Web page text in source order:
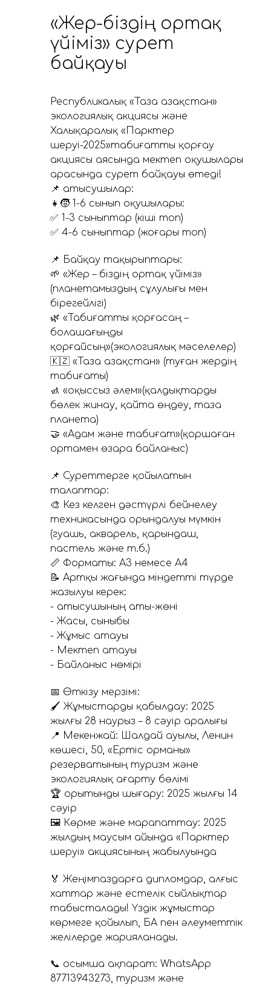
«Жер-біздің ортақ
үйіміз» сурет
байқауы
Республикалық «Таза Қазақстан»
экологиялық акциясы және
Халықаралық «Парктер
шеруі-2025»табиғатты қорғау
акциясы аясында мектеп оқушылары
арасында сурет байқауы өтеді!
📌 Қатысушылар:
👧🧒 1-6 сынып оқушылары:
✅ 1-3 сыныптар (кіші топ)
✅ 4-6 сыныптар (жоғары топ)
📌 Байқау тақырыптары:
🌱 «Жер – біздің ортақ үйіміз»
(планетамыздың сұлулығы мен
бірегейлігі)
🌿 «Табиғатты қорғасаң –
болашағыңды
қорғайсың»(экологиялық мәселелер)
🇰🇿 «Таза Қазақстан» (туған жердің
табиғаты)
🚮 «Қоқыссыз әлем»(қалдықтарды
бөлек жинау, қайта өңдеу, таза
планета)
🤝 «Адам және табиғат»(қоршаған
ортамен өзара байланыс)
📌 Суреттерге қойылатын
талаптар:
🎨 Кез келген дәстүрлі бейнелеу
техникасында орындалуы мүмкін
(гуашь, акварель, қарындаш,
пастель және т.б.)
📏 Форматы: А3 немесе А4
📝 Артқы жағында міндетті түрде
жазылуы керек:
- Қатысушының аты-жөні
- Жасы, сыныбы
- Жұмыс атауы
- Мектеп атауы
- Байланыс нөмірі
📅 Өткізу мерзімі:
🖌 Жұмыстарды қабылдау: 2025
жылғы 28 наурыз – 8 сәуір аралығы
📍 Мекенжай: Шалдай ауылы, Ленин
көшесі, 50, «Ертіс орманы»
резерватының туризм және
экологиялық ағарту бөлімі
🏆 Қорытынды шығару: 2025 жылғы 14
сәуір
🖼 Көрме және марапаттау: 2025
жылдың маусым айында «Парктер
шеруі» акциясының жабылуында
🏅 Жеңімпаздарға дипломдар, алғыс
хаттар және естелік сыйлықтар
табысталады! Үздік жұмыстар
көрмеге қойылып, БАҚ пен әлеуметтік
желілерде жарияланады.
📞 Қосымша ақпарат: WhatsApp
87713943273, туризм және